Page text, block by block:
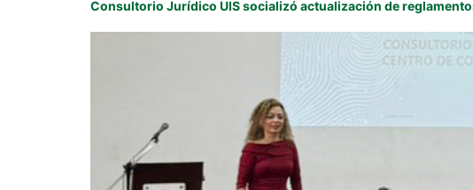
Consultorio Jurídico UIS socializó actualización de